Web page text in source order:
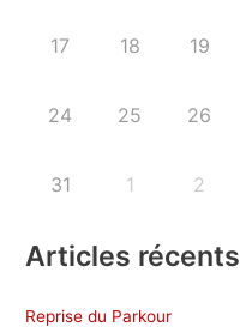
17 18 19
24 25 26
31 1 2
Articles récents
Reprise du Parkour